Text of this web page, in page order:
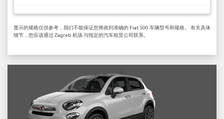
显示的规格仅供参考，我们不能保证您将收到准确的 Fiat 500 车辆型号和规格。 有关具体
细节，您应该通过 Zagreb 机场 与指定的汽车租赁公司联系。